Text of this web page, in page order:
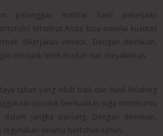
pelanggan melihat hasil pekerjaan
tersebut Anda bisa menilai kualitas
dikerjakan vendor. Dengan demikian,
menjadi lebih mudah dan meyakinkan.
tahan yang lebih baik dan hasil finishing
produk berkualitas juga membantu
dalam jangka panjang. Dengan demikian,
selama bertahun-tahun.